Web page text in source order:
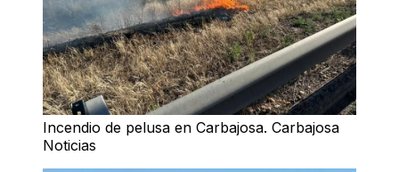
Incendio de pelusa en Carbajosa. Carbajosa
Noticias